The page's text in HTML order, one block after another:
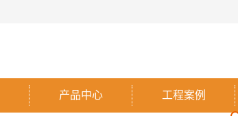
产品中心 工程案例